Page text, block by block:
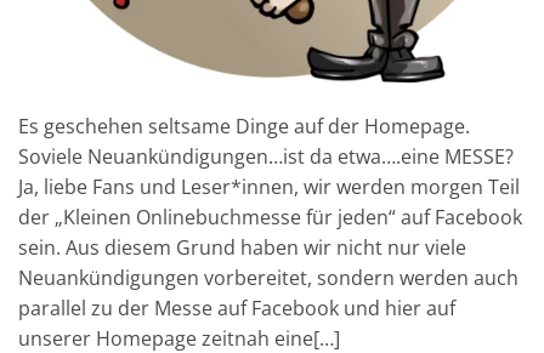
Es geschehen seltsame Dinge auf der Homepage.
Soviele Neuankündigungen…ist da etwa….eine MESSE?
Ja, liebe Fans und Leser*innen, wir werden morgen Teil
der „Kleinen Onlinebuchmesse für jeden“ auf Facebook
sein. Aus diesem Grund haben wir nicht nur viele
Neuankündigungen vorbereitet, sondern werden auch
parallel zu der Messe auf Facebook und hier auf
unserer Homepage zeitnah eine[…]